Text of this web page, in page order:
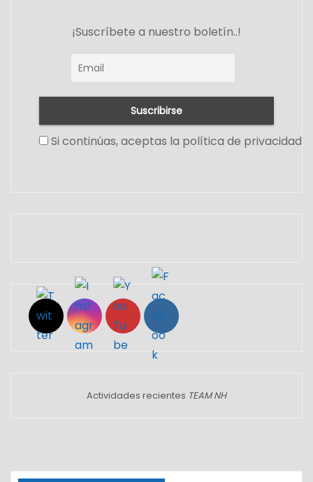
¡Suscríbete a nuestro boletín..!
Si continúas, aceptas la política de privacidad
Actividades recientes TEAM NH